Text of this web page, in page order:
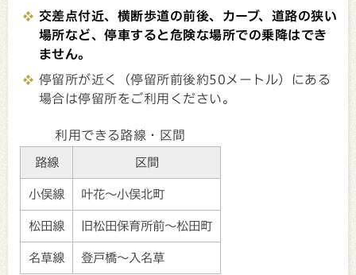
交差点付近、横断歩道の前後、カーブ、道路の狭い
場所など、停車すると危険な場所での乗降はでき
ません。
停留所が近く（停留所前後約50メートル）にある
場合は停留所をご利用ください。
利用できる路線・区間
路線 区間
小俣線 叶花～小俣北町
松田線 旧松田保育所前～松田町
名草線 登戸橋～入名草